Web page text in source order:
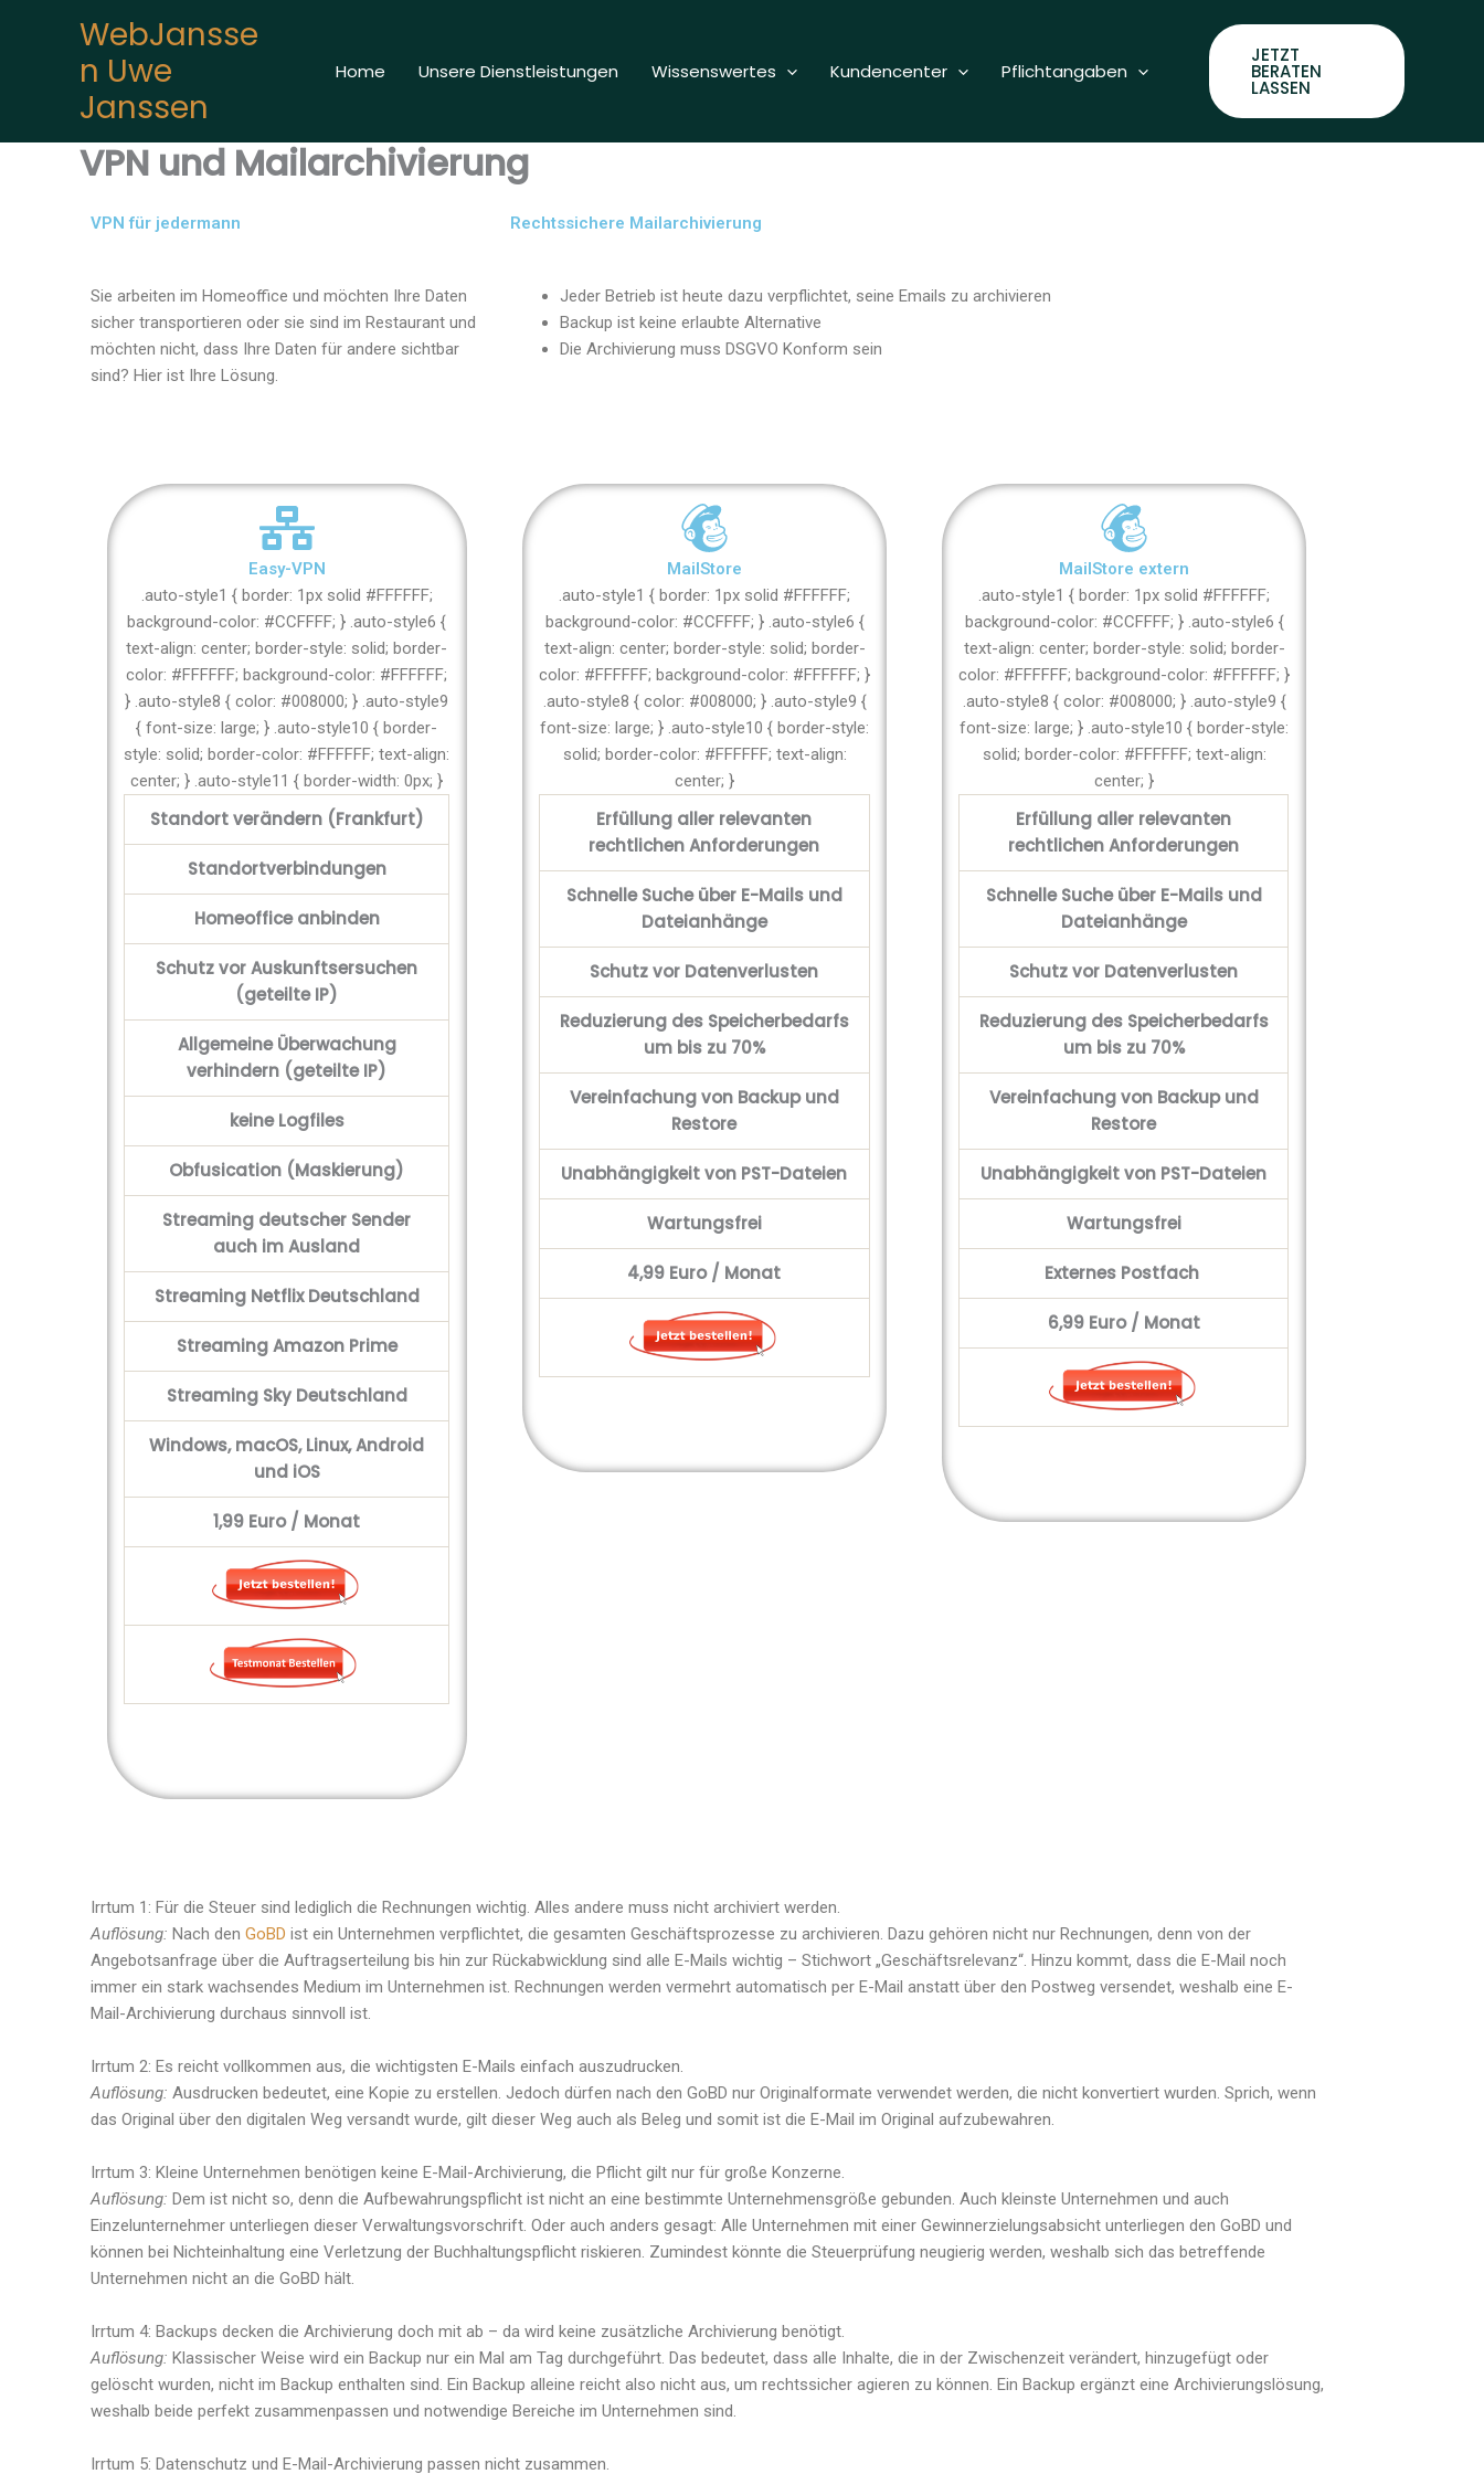
WebJansse
n Uwe
Janssen
Home Unsere Dienstleistungen Wissenswertes Kundencenter Pflichtangaben
JETZT
BERATEN
LASSEN
VPN und Mailarchivierung
VPN für jedermann
Sie arbeiten im Homeoffice und möchten Ihre Daten
sicher transportieren oder sie sind im Restaurant und
möchten nicht, dass Ihre Daten für andere sichtbar
sind? Hier ist Ihre Lösung.
Rechtssichere Mailarchivierung
Jeder Betrieb ist heute dazu verpflichtet, seine Emails zu archivieren
Backup ist keine erlaubte Alternative
Die Archivierung muss DSGVO Konform sein
Easy-VPN
.auto-style1 { border: 1px solid #FFFFFF;
background-color: #CCFFFF; } .auto-style6 {
text-align: center; border-style: solid; border-
color: #FFFFFF; background-color: #FFFFFF;
} .auto-style8 { color: #008000; } .auto-style9
{ font-size: large; } .auto-style10 { border-
style: solid; border-color: #FFFFFF; text-align:
center; } .auto-style11 { border-width: 0px; }
Standort verändern (Frankfurt)
Standortverbindungen
Homeoffice anbinden
Schutz vor Auskunftsersuchen
(geteilte IP)
Allgemeine Überwachung
verhindern (geteilte IP)
keine Logfiles
Obfusication (Maskierung)
Streaming deutscher Sender
auch im Ausland
Streaming Netflix Deutschland
Streaming Amazon Prime
Streaming Sky Deutschland
Windows, macOS, Linux, Android
und iOS
1,99 Euro / Monat
MailStore
.auto-style1 { border: 1px solid #FFFFFF;
background-color: #CCFFFF; } .auto-style6 {
text-align: center; border-style: solid; border-
color: #FFFFFF; background-color: #FFFFFF; }
.auto-style8 { color: #008000; } .auto-style9 {
font-size: large; } .auto-style10 { border-style:
solid; border-color: #FFFFFF; text-align:
center; }
Erfüllung aller relevanten
rechtlichen Anforderungen
Schnelle Suche über E-Mails und
Dateianhänge
Schutz vor Datenverlusten
Reduzierung des Speicherbedarfs
um bis zu 70%
Vereinfachung von Backup und
Restore
Unabhängigkeit von PST-Dateien
Wartungsfrei
4,99 Euro / Monat
MailStore extern
.auto-style1 { border: 1px solid #FFFFFF;
background-color: #CCFFFF; } .auto-style6 {
text-align: center; border-style: solid; border-
color: #FFFFFF; background-color: #FFFFFF; }
.auto-style8 { color: #008000; } .auto-style9 {
font-size: large; } .auto-style10 { border-style:
solid; border-color: #FFFFFF; text-align:
center; }
Erfüllung aller relevanten
rechtlichen Anforderungen
Schnelle Suche über E-Mails und
Dateianhänge
Schutz vor Datenverlusten
Reduzierung des Speicherbedarfs
um bis zu 70%
Vereinfachung von Backup und
Restore
Unabhängigkeit von PST-Dateien
Wartungsfrei
Externes Postfach
6,99Euro / Monat
Irrtum 1: Für die Steuer sind lediglich die Rechnungen wichtig. Alles andere muss nicht archiviert werden.
Auflösung: Nach den GoBD ist ein Unternehmen verpflichtet, die gesamten Geschäftsprozesse zu archivieren. Dazu gehören nicht nur Rechnungen, denn von der
Angebotsanfrage über die Auftragserteilung bis hin zur Rückabwicklung sind alle E-Mails wichtig – Stichwort „Geschäftsrelevanz“. Hinzu kommt, dass die E-Mail noch
immer ein stark wachsendes Medium im Unternehmen ist. Rechnungen werden vermehrt automatisch per E-Mail anstatt über den Postweg versendet, weshalb eine E-
Mail-Archivierung durchaus sinnvoll ist.
Irrtum 2: Es reicht vollkommen aus, die wichtigsten E-Mails einfach auszudrucken.
Auflösung: Ausdrucken bedeutet, eine Kopie zu erstellen. Jedoch dürfen nach den GoBD nur Originalformate verwendet werden, die nicht konvertiert wurden. Sprich, wenn
das Original über den digitalen Weg versandt wurde, gilt dieser Weg auch als Beleg und somit ist die E-Mail im Original aufzubewahren.
Irrtum 3: Kleine Unternehmen benötigen keine E-Mail-Archivierung, die Pflicht gilt nur für große Konzerne.
Auflösung: Dem ist nicht so, denn die Aufbewahrungspflicht ist nicht an eine bestimmte Unternehmensgröße gebunden. Auch kleinste Unternehmen und auch
Einzelunternehmer unterliegen dieser Verwaltungsvorschrift. Oder auch anders gesagt: Alle Unternehmen mit einer Gewinnerzielungsabsicht unterliegen den GoBD und
können bei Nichteinhaltung eine Verletzung der Buchhaltungspflicht riskieren. Zumindest könnte die Steuerprüfung neugierig werden, weshalb sich das betreffende
Unternehmen nicht an die GoBD hält.
Irrtum 4: Backups decken die Archivierung doch mit ab – da wird keine zusätzliche Archivierung benötigt.
Auflösung: Klassischer Weise wird ein Backup nur ein Mal am Tag durchgeführt. Das bedeutet, dass alle Inhalte, die in der Zwischenzeit verändert, hinzugefügt oder
gelöscht wurden, nicht im Backup enthalten sind. Ein Backup alleine reicht also nicht aus, um rechtssicher agieren zu können. Ein Backup ergänzt eine Archivierungslösung,
weshalb beide perfekt zusammenpassen und notwendige Bereiche im Unternehmen sind.
Irrtum 5: Datenschutz und E-Mail-Archivierung passen nicht zusammen.